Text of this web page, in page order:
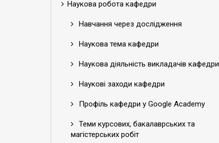
Наукова робота кафедри
Навчання через дослідження
Наукова тема кафедри
Наукова діяльність викладачів кафедри
Наукові заходи кафедри
Профіль кафедри у Google Academy
Теми курсових, бакалаврських та
магістерських робіт